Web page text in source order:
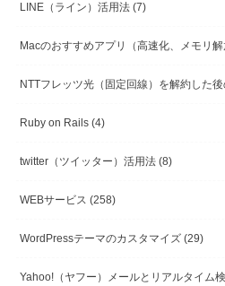
LINE（ライン）活用法 (7)
Macのおすすめアプリ（高速化、メモリ解
NTTフレッツ光（固定回線）を解約した
Ruby on Rails (4)
twitter（ツイッター）活用法 (8)
WEBサービス (258)
WordPressテーマのカスタマイズ (29)
Yahoo!（ヤフー）メールとリアルタイム